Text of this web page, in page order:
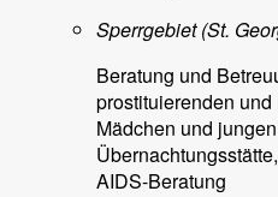
Sperrgebiet (St.
Beratung und
prostituierenden
Mädchen und
AIDS-Beratung